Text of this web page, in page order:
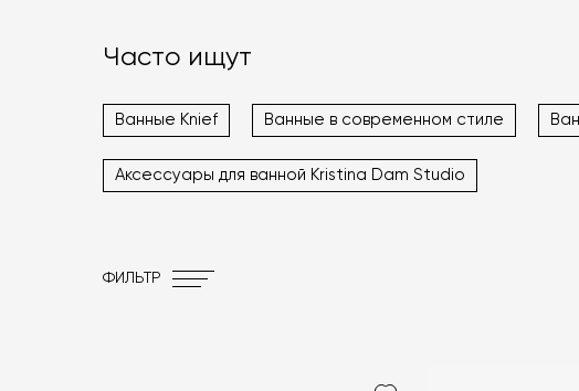
Часто ищут
Ванные Knief Ванные в современном стиле
Аксессуары для ванной Kristina Dam Studio
ФИЛЬТР